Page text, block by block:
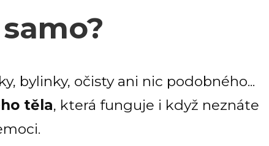
bylinky, očisty ani nic podobného...
těla, která funguje i když neznáte